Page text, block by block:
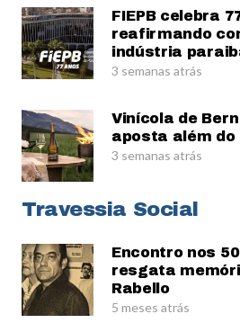
FIEPB celebra
reafirmando
indústria
3 semanas atrás
Vinícola de
aposta além do
3 semanas atrás
Travessia Social
Encontro nos
resgata
Rabello
5 meses atrás